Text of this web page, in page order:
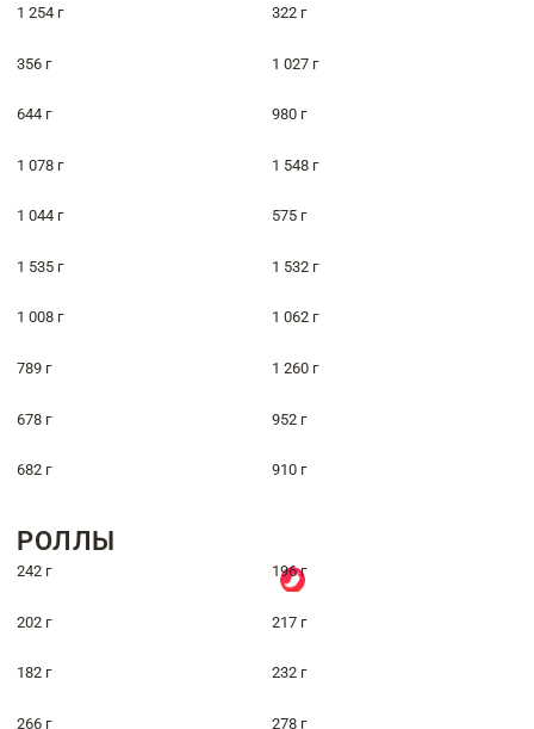
1 254 г 322 г
356 г 1 027 г
644 г 980 г
1 078 г 1 548 г
1 044 г 575 г
1 535 г 1 532 г
1 008 г 1 062 г
789 г 1 260 г
678 г 952 г
682 г 910 г
РОЛЛЫ
242 г 196 г
202 г 217 г
182 г 232 г
266 г 278 г